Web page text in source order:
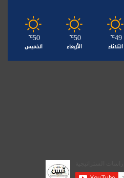
49
℃
الثلاثاء
50
℃
الأربعاء
50
℃
الخميس